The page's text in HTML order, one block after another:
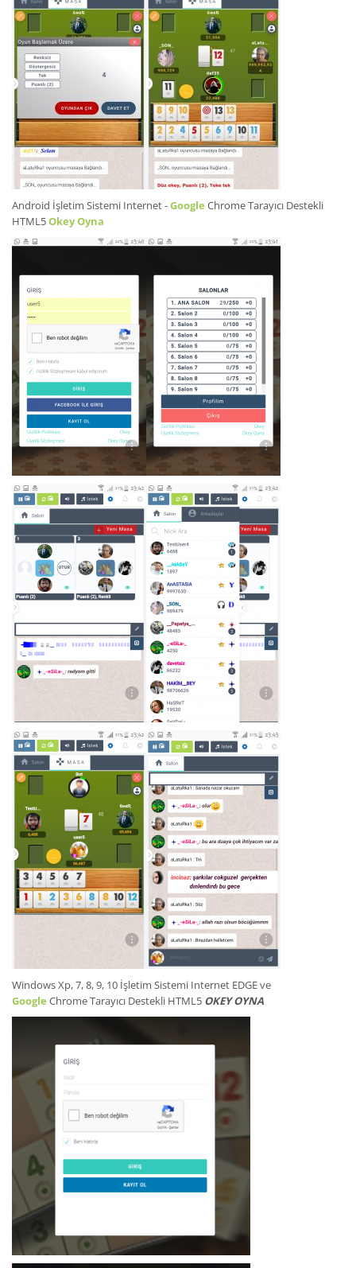
Android İşletim Sistemi Internet -Google Chrome Tarayıcı Destekli
HTML5Okey Oyna
Windows Xp, 7, 8, 9, 10 İşletim Sistemi Internet EDGE ve
Google Chrome Tarayıcı Destekli HTML5 OKEY OYNA